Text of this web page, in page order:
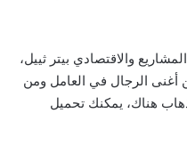
والاقتصادي بيتر ثييل،
أغنى الرجال في العامل ومن
هناك، يمكنك تحميل